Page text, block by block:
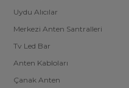
Uydu Alıcılar
Merkezi Anten Santralleri
Tv Led Bar
Anten Kabloları
Çanak Anten